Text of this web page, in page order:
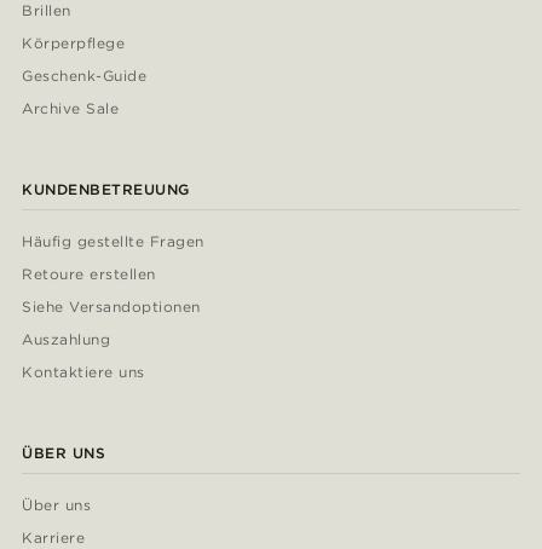
Brillen
Körperpflege
Geschenk-Guide
Archive Sale
KUNDENBETREUUNG
Häufig gestellte Fragen
Retoure erstellen
Siehe Versandoptionen
Auszahlung
Kontaktiere uns
ÜBER UNS
Über uns
Karriere